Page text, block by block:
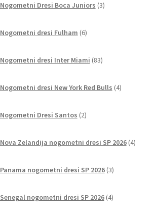
Nogometni Dresi Boca Juniors 3izdelki
Nogometni dresi Fulham 6izdelkov
Nogometni dresi Inter Miami 83izdelkov
Nogometni dresi New York Red Bulls 4izdelki
Nogometni Dresi Santos 2izdelka
Nova Zelandija nogometni dresi SP 2026 4izdelki
Panama nogometni dresi SP 2026 3izdelki
Senegal nogometni dresi SP 2026 4izdelki